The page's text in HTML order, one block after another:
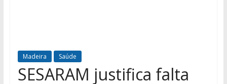
Madeira Saúde
SESARAM justifica falta